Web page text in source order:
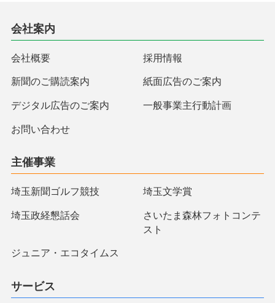
会社案内
会社概要 採用情報
新聞のご購読案内 紙面広告のご案内
デジタル広告のご案内 一般事業主行動計画
お問い合わせ
主催事業
埼玉新聞ゴルフ競技 埼玉文学賞
埼玉政経懇話会
さいたま森林フォトコンテ
スト
ジュニア・エコタイムス
サービス